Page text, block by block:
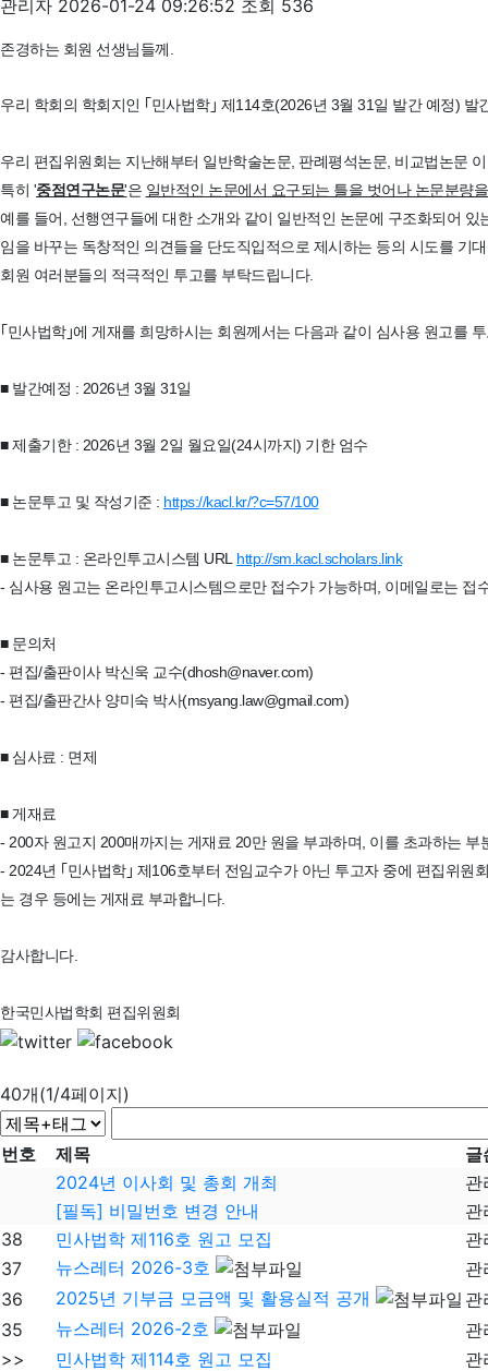
관리자 2026-01-24 09:26:52 조회 536
존경하는 회원 선생님들께.
우리 학회의 학회지인 ｢민사법학｣ 제114호(2026년 3월 31일 발간 예정)
우리 편집위원회는 지난해부터 일반학술논문, 판례평석논문, 비교법논문
특히 '중점연구논문'은 일반적인 논문에서 요구되는 틀을 벗어나 논문분량
예를 들어, 선행연구들에 대한 소개와 같이 일반적인 논문에 구조화되어
임을 바꾸는 독창적인 의견들을 단도직입적으로 제시하는 등의 시도를 기
회원 여러분들의 적극적인 투고를 부탁드립니다.
｢민사법학｣에 게재를 희망하시는 회원께서는 다음과 같이 심사용 원고를
■ 발간예정 : 2026년 3월 31일
■ 제출기한 : 2026년 3월 2일 월요일(24시까지) 기한 엄수
■ 논문투고 및 작성기준 : https://kacl.kr/?c=57/100
■ 논문투고 : 온라인투고시스템 URL http://sm.kacl.scholars.link
- 심사용 원고는 온라인투고시스템으로만 접수가 가능하며, 이메일로는 접
■ 문의처
- 편집/출판이사 박신욱 교수(dhosh@naver.com)
- 편집/출판간사 양미숙 박사(msyang.law@gmail.com)
■ 심사료 : 면제
■ 게재료
- 200자 원고지 200매까지는 게재료 20만 원을 부과하며, 이를 초과하는
- 2024년 ｢민사법학｣ 제106호부터 전임교수가 아닌 투고자 중에 편집위
는 경우 등에는 게재료 부과합니다.
감사합니다.
한국민사법학회 편집위원회
40개(1/4페이지)
번호 제목
글
2024년 이사회 및 총회 개최
관
[필독] 비밀번호 변경 안내
관
38
민사법학 제116호 원고 모집
관
37
뉴스레터 2026-3호
관
36
2025년 기부금 모금액 및 활용실적 공개
관
35
뉴스레터 2026-2호
관
>>
민사법학 제114호 원고 모집
관